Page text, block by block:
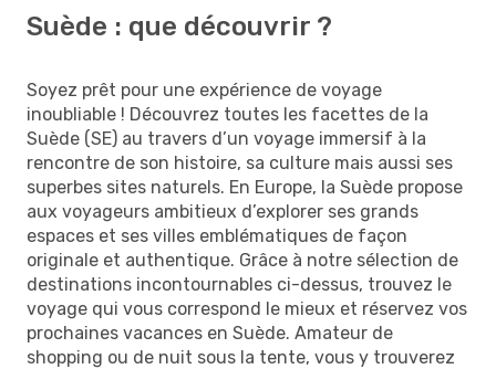
Suède : que découvrir ?
Soyez prêt pour une expérience de voyage
inoubliable ! Découvrez toutes les facettes de la
Suède (SE) au travers d’un voyage immersif à la
rencontre de son histoire, sa culture mais aussi ses
superbes sites naturels. En Europe, la Suède propose
aux voyageurs ambitieux d’explorer ses grands
espaces et ses villes emblématiques de façon
originale et authentique. Grâce à notre sélection de
destinations incontournables ci-dessus, trouvez le
voyage qui vous correspond le mieux et réservez vos
prochaines vacances en Suède. Amateur de
shopping ou de nuit sous la tente, vous y trouverez